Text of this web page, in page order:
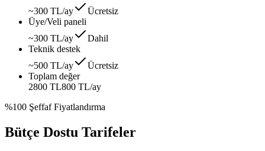
~300 TL/ay
Ücretsiz
Üye/Veli paneli
~300 TL/ay
Dahil
Teknik destek
~500 TL/ay
Ücretsiz
Toplam değer
2800 TL800 TL/ay
%100 Şeffaf Fiyatlandırma
Bütçe Dostu Tarifeler